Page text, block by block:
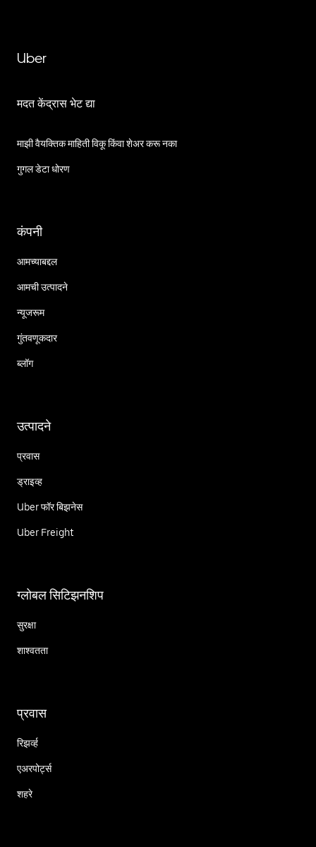
Uber
मदत केंद्रास भेट द्या
माझी वैयक्तिक माहिती विकू किंवा शेअर करू नका
गुगल डेटा धोरण
कंपनी
आमच्याबद्दल
आमची उत्पादने
न्यूजरूम
गुंतवणूकदार
ब्लॉग
उत्पादने
प्रवास
ड्राइव्ह
Uber फॉर बिझनेस
Uber Freight
ग्लोबल सिटिझनशिप
सुरक्षा
शाश्वतता
प्रवास
रिझर्व्ह
एअरपोर्ट्स
शहरे